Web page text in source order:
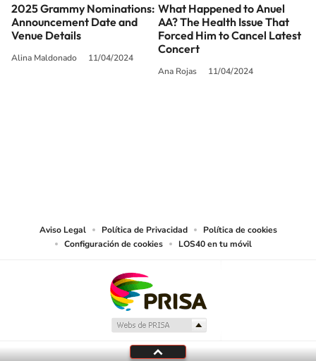
2025 Grammy Nominations:
Announcement Date and
Venue Details
Alina Maldonado 11/04/2024
What Happened to Anuel
AA? The Health Issue That
Forced Him to Cancel Latest
Concert
Ana Rojas 11/04/2024
Aviso Legal Política de Privacidad
Política de cookies
Configuración de cookies
LOS40 en tu móvil